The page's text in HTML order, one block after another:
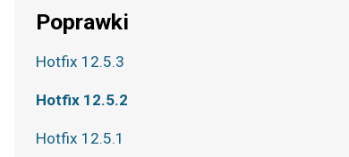
Poprawki
Hotfix 12.5.3
Hotfix 12.5.2
Hotfix 12.5.1